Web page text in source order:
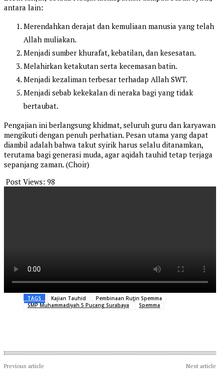
antara lain:
Merendahkan derajat dan kemuliaan manusia yang telah
Allah muliakan.
Menjadi sumber khurafat, kebatilan, dan kesesatan.
Melahirkan ketakutan serta kecemasan batin.
Menjadi kezaliman terbesar terhadap Allah SWT.
Menjadi sebab kekekalan di neraka bagi yang tidak
bertaubat.
Pengajian ini berlangsung khidmat, seluruh guru dan karyawan
mengikuti dengan penuh perhatian. Pesan utama yang dapat
diambil adalah bahwa takut syirik harus selalu ditanamkan,
terutama bagi generasi muda, agar aqidah tauhid tetap terjaga
sepanjang zaman. (Choir)
Post Views: 98
TAGS Kajian Tauhid
Pembinaan Rutin Spemma
SMP Muhammadiyah 5 Pucang Surabaya
Spemma
Previous article Next article